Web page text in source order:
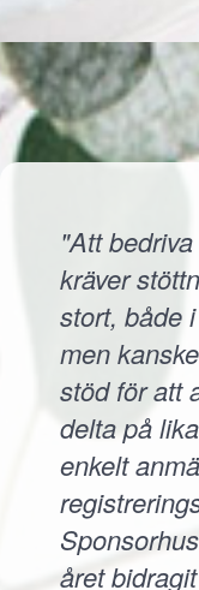
"Att
kräver
stort, både
men
stöd för att
delta på
enkelt
året